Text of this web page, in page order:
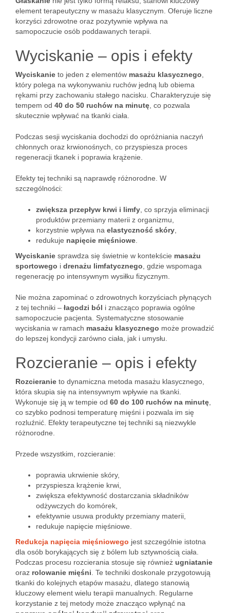
element terapeutyczny w masażu klasycznym. Oferuje liczne
korzyści zdrowotne oraz pozytywnie wpływa na
samopoczucie osób poddawanych terapii.
Wyciskanie – opis i efekty
Wyciskanie to jeden z elementów masażu klasycznego
który polega na wykonywaniu ruchów jedną lub obiema
rękami przy zachowaniu stałego nacisku. Charakteryzuje się
tempem od 40 do 50 ruchów na minutę , co pozwala
skutecznie wpływać na tkanki ciała.
Podczas sesji wyciskania dochodzi do opróżniania naczyń
chłonnych oraz krwionośnych, co przyspiesza proces
regeneracji tkanek i poprawia krążenie.
Efekty tej techniki są naprawdę różnorodne. W
szczególności:
zwiększa przepływ krwi i limfy , co sprzyja eliminacji
produktów przemiany materii z organizmu,
korzystnie wpływa na elastyczność skóry
redukuje napięcie mięśniowe
Wyciskanie sprawdza się świetnie w kontekście masażu
sportowego i drenażu limfatycznego , gdzie wspomaga
regenerację po intensywnym wysiłku fizycznym.
Nie można zapominać o zdrowotnych korzyściach płynących
z tej techniki – łagodzi ból i znacząco poprawia ogólne
samopoczucie pacjenta. Systematyczne stosowanie
wyciskania w ramach masażu klasycznego może prowadzić
do lepszej kondycji zarówno ciała, jak i umysłu.
Rozcieranie – opis i efekty
Rozcieranie to dynamiczna metoda masażu klasycznego,
która skupia się na intensywnym wpływie na tkanki.
Wykonuje się ją w tempie od 60 do 100 ruchów na minutę
co szybko podnosi temperaturę mięśni i pozwala im się
rozluźnić. Efekty terapeutyczne tej techniki są niezwykle
różnorodne.
Przede wszystkim, rozcieranie:
poprawia ukrwienie skóry,
przyspiesza krążenie krwi,
zwiększa efektywność dostarczania składników
odżywczych do komórek,
efektywnie usuwa produkty przemiany materii,
redukuje napięcie mięśniowe.
Redukcja napięcia mięśniowego jest szczególnie istotna
dla osób borykających się z bólem lub sztywnością ciała.
Podczas procesu rozcierania stosuje się również ugniatanie
oraz rolowanie mięśni . Te techniki doskonale przygotowują
tkanki do kolejnych etapów masażu, dlatego stanowią
kluczowy element wielu terapii manualnych. Regularne
korzystanie z tej metody może znacząco wpłynąć na